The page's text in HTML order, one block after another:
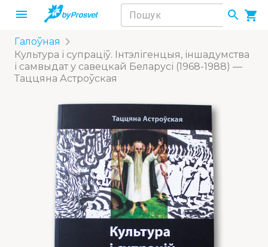
Галоўная
Культура і супраціў. Інтэлігенцыя, іншадумства
і самвыдат у савецкай Беларусі (1968-1988) —
Таццяна Астроўская